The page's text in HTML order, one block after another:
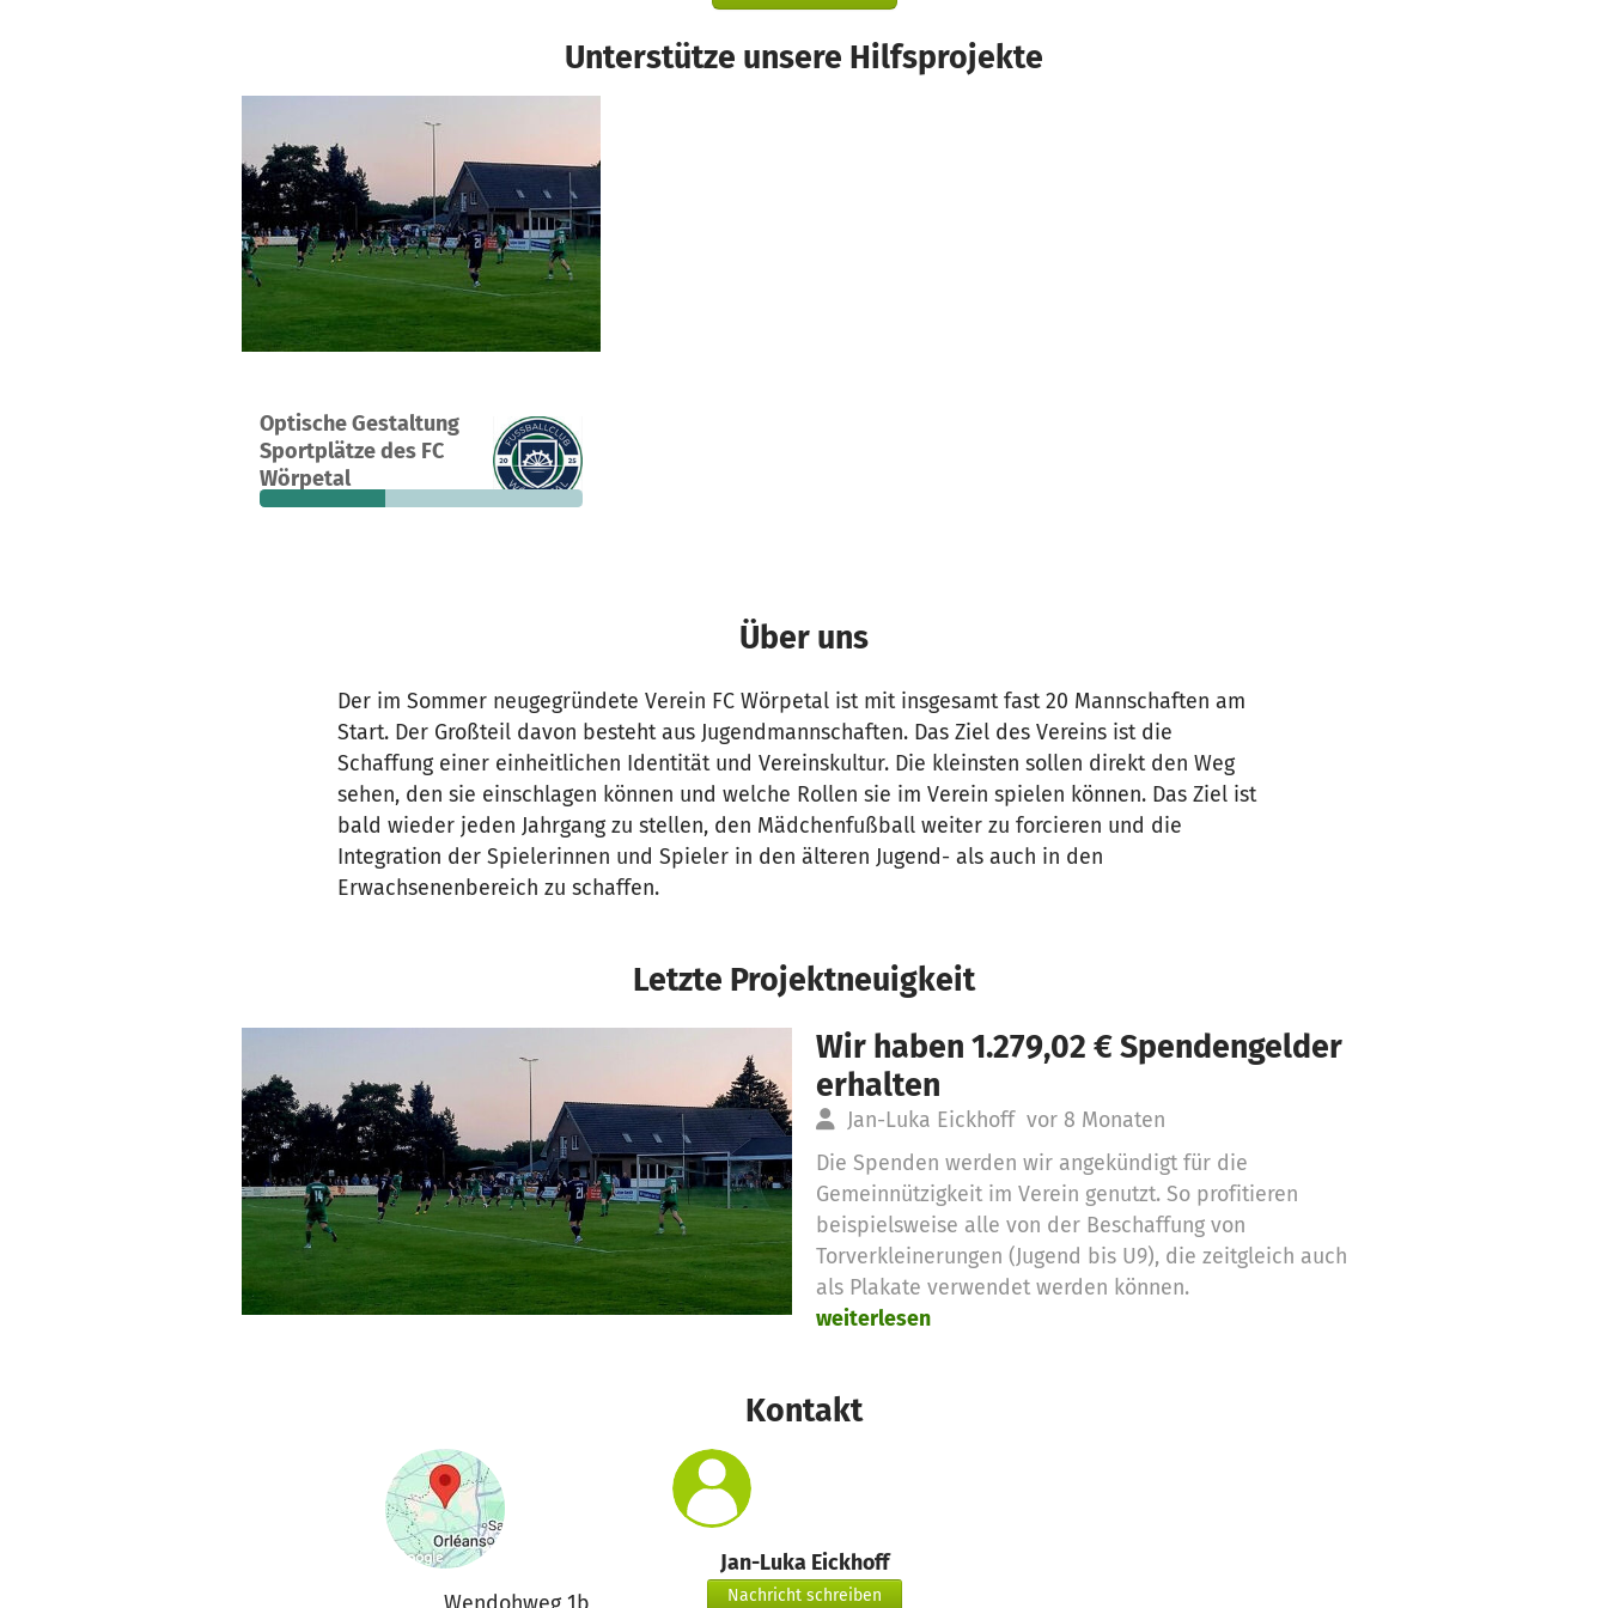
Unterstütze unsere Hilfsprojekte
Optische Gestaltung
Sportplätze des FC
Wörpetal
Ein Projekt in Tarmstedt, Deutschland
13
Spenden
39 % 1.962 €
fehlen noch
Über uns
Der im Sommer neugegründete Verein FC Wörpetal ist mit insgesamt fast 20 Mannschaften am
Start. Der Großteil davon besteht aus Jugendmannschaften. Das Ziel des Vereins ist die
Schaffung einer einheitlichen Identität und Vereinskultur. Die kleinsten sollen direkt den Weg
sehen, den sie einschlagen können und welche Rollen sie im Verein spielen können. Das Ziel ist
bald wieder jeden Jahrgang zu stellen, den Mädchenfußball weiter zu forcieren und die
Integration der Spielerinnen und Spieler in den älteren Jugend- als auch in den
Erwachsenenbereich zu schaffen.
Letzte Projektneuigkeit
Wir haben 1.279,02 € Spendengelder
erhalten
Jan-Luka Eickhoff vor 8 Monaten
Die Spenden werden wir angekündigt für die
Gemeinnützigkeit im Verein genutzt. So profitieren
beispielsweise alle von der Beschaffung von
Torverkleinerungen (Jugend bis U9), die zeitgleich auch
als Plakate verwendet werden können.
weiterlesen
Kontakt
Jan-Luka Eickhoff
Nachricht schreiben